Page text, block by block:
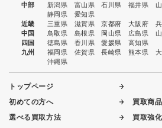
中部
新潟県 富山県 石川県 福井県
静岡県
愛知県
近畿
三重県 滋賀県 京都府 大阪府
中国
鳥取県 島根県 岡山県 広島県
四国
徳島県 香川県 愛媛県
高知県
九州
福岡県 佐賀県 長崎県 熊本県
沖縄県
トップページ
初めての方へ
選べる買取方法
買取商
買取強